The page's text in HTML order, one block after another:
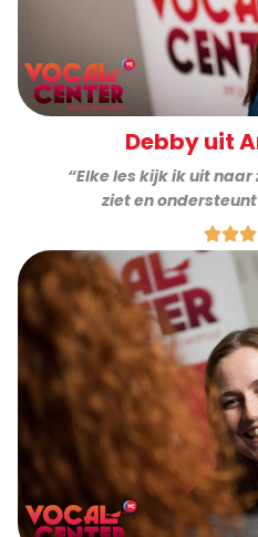
Debby uit
“Elke les kijk ik uit
ziet en